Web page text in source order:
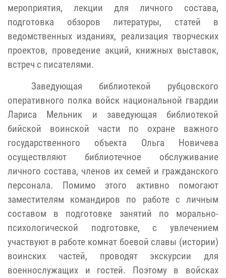
мероприятия, лекции для личного состава,
подготовка обзоров литературы, статей в
ведомственных изданиях, реализация творческих
проектов, проведение акций, книжных выставок,
встреч с писателями.
Заведующая библиотекой рубцовского
оперативного полка войск национальной гвардии
Лариса Мельник и заведующая библиотекой
бийской воинской части по охране важного
государственного объекта Ольга Новичева
осуществляют библиотечное обслуживание
личного состава, членов их семей и гражданского
персонала. Помимо этого активно помогают
заместителям командиров по работе с личным
составом в подготовке занятий по морально-
психологической подготовке, с увлечением
участвуют в работе комнат боевой славы (истории)
воинских частей, проводят экскурсии для
военнослужащих и гостей.
Поэтому в войсках